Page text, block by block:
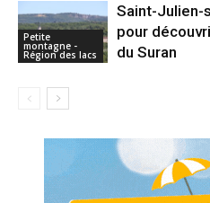
Petite
montagne -
Région des lacs
Saint-Julien-
pour
du Suran